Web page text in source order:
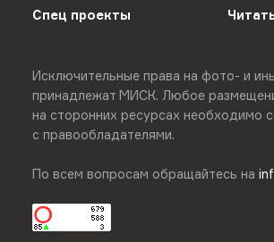
Спец проекты
Исключительные права на фото- и
принадлежат МИСК. Любое
на сторонних ресурсах необходимо
с правообладателями.
По всем вопросам обращайтесь на